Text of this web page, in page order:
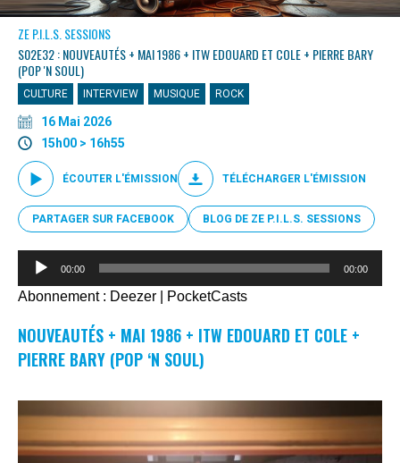
ZE P.I.L.S. SESSIONS
S02E32 : NOUVEAUTÉS + MAI 1986 + ITW EDOUARD ET COLE + PIERRE BARY
(POP 'N SOUL)
CULTURE INTERVIEW MUSIQUE ROCK
16 Mai 2026
15h00 > 16h55
ÉCOUTER L'ÉMISSION TÉLÉCHARGER L'ÉMISSION
PARTAGER SUR FACEBOOK BLOG DE ZE P.I.L.S. SESSIONS
Lecteur
00:00 00:00
Abonnement : Deezer PocketCasts
NOUVEAUTÉS + MAI 1986 + ITW EDOUARD ET COLE +
PIERRE BARY (POP ‘N SOUL)